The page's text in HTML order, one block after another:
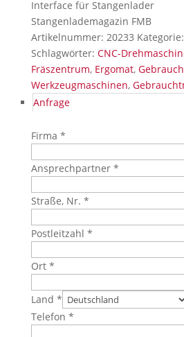
Interface für Stangenlader
Stangenlademagazin FMB
Artikelnummer: 20233 Kategorie:
Schlagwörter: CNC-
Fräszentrum, Ergomat,
Werkzeugmaschinen,
Anfrage
Firma *
Ansprechpartner *
Straße, Nr. *
Postleitzahl *
Ort *
Land *
Telefon *